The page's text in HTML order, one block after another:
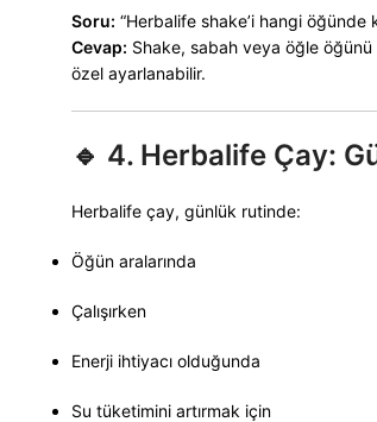
Soru: “Herbalife shake’i hangi öğünde
Cevap: Shake, sabah veya öğle
özel ayarlanabilir.
🔹 4. Herbalife Çay:
Herbalife çay, günlük rutinde:
Öğün aralarında
Çalışırken
Enerji ihtiyacı olduğunda
Su tüketimini artırmak için